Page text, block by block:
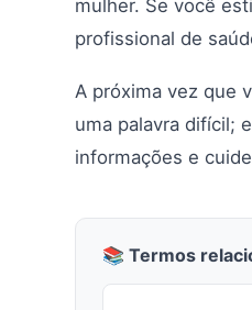
mulher. Se você
profissional de
A próxima vez que
uma palavra difícil;
informações e
📚 Termos